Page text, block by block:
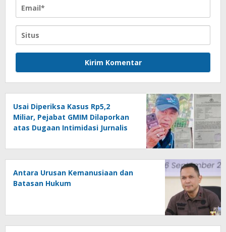
Usai Diperiksa Kasus Rp5,2
Miliar, Pejabat GMIM Dilaporkan
atas Dugaan Intimidasi Jurnalis
Antara Urusan Kemanusiaan dan
Batasan Hukum